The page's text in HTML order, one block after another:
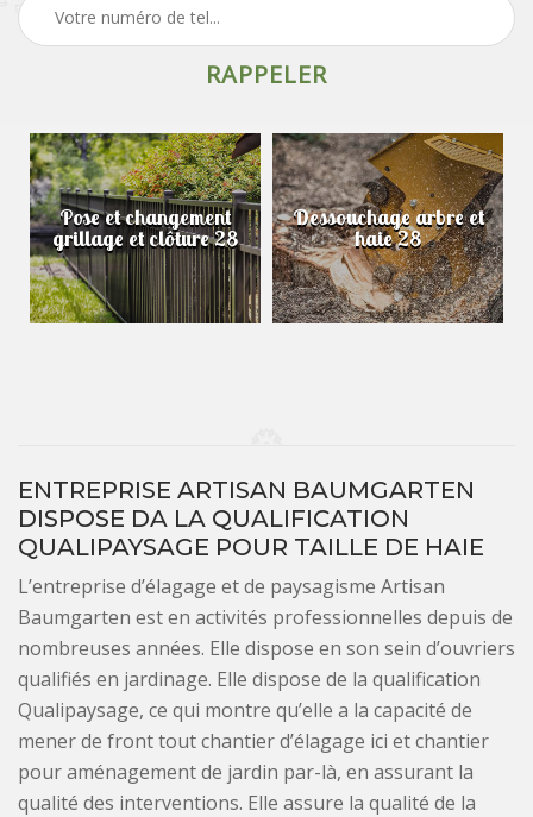
Pose et changement
grillage et clôture 28
Dessouchage arbre et
haie 28
ENTREPRISE ARTISAN BAUMGARTEN
DISPOSE DA LA QUALIFICATION
QUALIPAYSAGE POUR TAILLE DE HAIE
L’entreprise d’élagage et de paysagisme Artisan
Baumgarten est en activités professionnelles depuis de
nombreuses années. Elle dispose en son sein d’ouvriers
qualifiés en jardinage. Elle dispose de la qualification
Qualipaysage, ce qui montre qu’elle a la capacité de
mener de front tout chantier d’élagage ici et chantier
pour aménagement de jardin par-là, en assurant la
qualité des interventions. Elle assure la qualité de la